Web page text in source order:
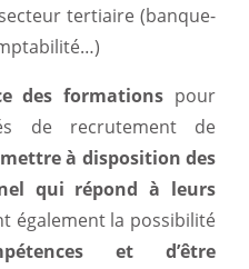
tertiaire (banque-
des formations pour
de recrutement de
mettre à disposition des
qui répond à leurs
également la possibilité
et d’être